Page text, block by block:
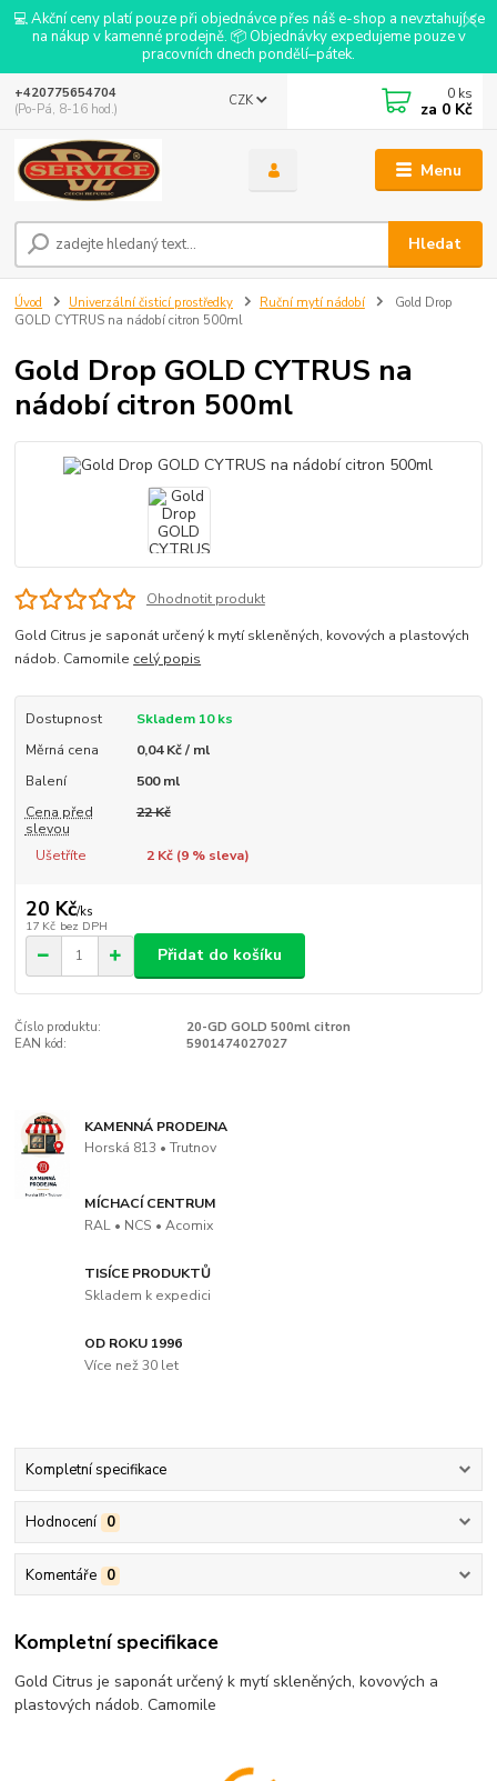
💻 Akční ceny platí pouze při objednávce přes náš e-shop a nevztahují se
na nákup v kamenné prodejně. 📦 Objednávky expedujeme pouze v
pracovních dnech pondělí–pátek.
Menu
CZK
Hledat
+420775654704
(Po-Pá, 8-16 hod.)
0 ks
za 0 Kč
Úvod Univerzální čisticí prostředky Ruční mytí nádobí
Gold Drop
GOLD CYTRUS na nádobí citron 500ml
Gold Drop GOLD CYTRUS na
nádobí citron 500ml
Ohodnotit produkt
Gold Citrus je saponát určený k mytí skleněných, kovových a plastových
nádob. Camomile celý popis
Dostupnost
Skladem 10 ks
Měrná cena
0,04 Kč / ml
Balení
500 ml
Cena před
slevou
22 Kč
Ušetříte 2 Kč (9% sleva)
20 Kč/ks
17 Kč bez DPH
Přidat do košíku
Číslo produktu:
20-GD GOLD 500ml citron
EAN kód:
5901474027027
KAMENNÁ PRODEJNA
Horská 813 • Trutnov
MÍCHACÍ CENTRUM
RAL • NCS • Acomix
TISÍCE PRODUKTŮ
Skladem k expedici
OD ROKU 1996
Více než 30 let
Kompletní specifikace
Hodnocení 0
Komentáře 0
Kompletní specifikace
Gold Citrus je saponát určený k mytí skleněných, kovových a
plastových nádob. Camomile